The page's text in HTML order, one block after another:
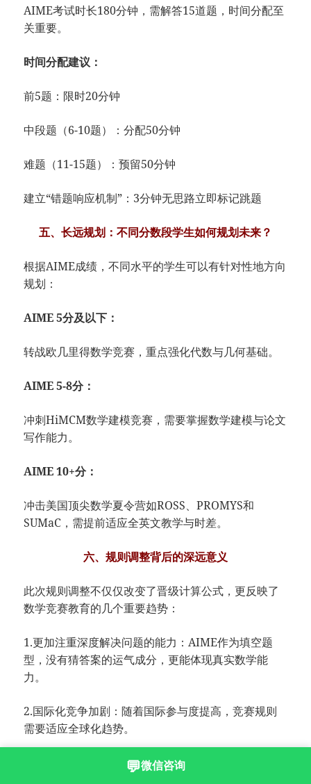
AIME考试时长180分钟，需解答15道题，时间分配至
关重要。
​​时间分配建议：​​
​​前5题​​：限时20分钟
​​中段题（6-10题）​​：分配50分钟
​​难题（11-15题）​​：预留50分钟
建立“错题响应机制”：3分钟无思路立即标记跳题
五、长远规划：不同分数段学生如何规划未来？
根据AIME成绩，不同水平的学生可以有针对性地方向
规划：
​​AIME 5分及以下​​：
转战欧几里得数学竞赛，重点强化代数与几何基础。
​​AIME 5-8分​​：
冲刺HiMCM数学建模竞赛，需要掌握数学建模与论文
写作能力。
​​AIME 10+分​​：
冲击美国顶尖数学夏令营如ROSS、PROMYS和
SUMaC，需提前适应全英文教学与时差。
六、规则调整背后的深远意义
此次规则调整不仅仅改变了晋级计算公式，更反映了
数学竞赛教育的几个重要趋势：
1.​​更加注重深度解决问题的能力​​：AIME作为填空题
型，没有猜答案的运气成分，更能体现真实数学能
力。
2.​​国际化竞争加剧​​：随着国际参与度提高，竞赛规则
需要适应全球化趋势。
3.选拔机制更加科学​​：通过增加AIME权重，更能识别
💬微信咨询